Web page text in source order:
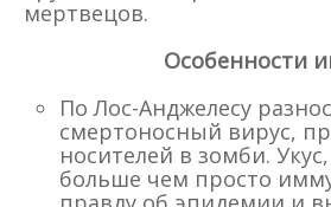
мертвецов.
Особенности
По Лос-Анджелесу
смертоносный вирус,
носителей в зомби.
больше чем просто